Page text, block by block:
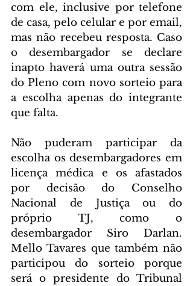
com ele, inclusive por telefone
de casa, pelo celular e por email,
mas não recebeu resposta. Caso
o desembargador se declare
inapto haverá uma outra sessão
do Pleno com novo sorteio para
a escolha apenas do integrante
que falta.
Não puderam participar da
escolha os desembargadores em
licença médica e os afastados
por decisão do Conselho
Nacional de Justiça ou do
próprio TJ, como o
desembargador Siro Darlan.
Mello Tavares que também não
participou do sorteio porque
será o presidente do Tribunal